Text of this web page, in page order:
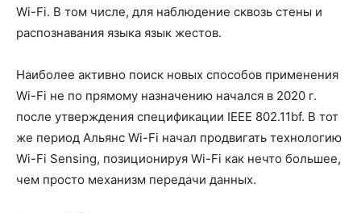
Wi-Fi. В том числе, для наблюдение сквозь стены и
распознавания языка язык жестов.
Наиболее активно поиск новых способов применения
Wi-Fi не по прямому назначению начался в 2020 г.
после утверждения спецификации IEEE 802.11bf. В тот
же период Альянс Wi-Fi начал продвигать технологию
Wi-Fi Sensing, позиционируя Wi-Fi как нечто большее,
чем просто механизм передачи данных.